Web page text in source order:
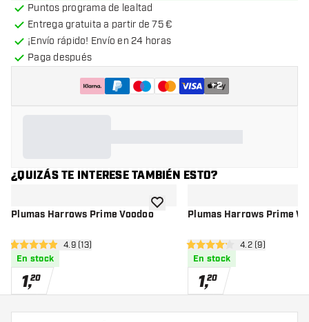
Puntos programa de lealtad
Entrega gratuita a partir de 75 €
¡Envío rápido! Envío en 24 horas
Paga después
+2
¿QUIZÁS TE INTERESE TAMBIÉN ESTO?
Plumas Harrows Prime Voodoo
abrir panel de reseñas
4.9 estrellas de puntuación
4.9 (13)
En stock
1,20
añadir a la lista de deseos
Plumas Harrows Prime
abrir panel de
4.2 estrellas de puntuación
4.2 (9)
En stock
1,20